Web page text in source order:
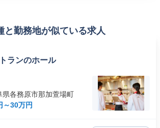
と勤務地が似ている求人
ランのホール
各務原市那加萱場町
～30万円